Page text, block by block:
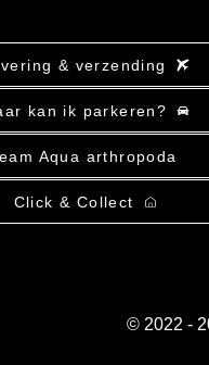
& verzending
kan ik parkeren?
Aqua arthropoda
Click & Collect
© 2022 -